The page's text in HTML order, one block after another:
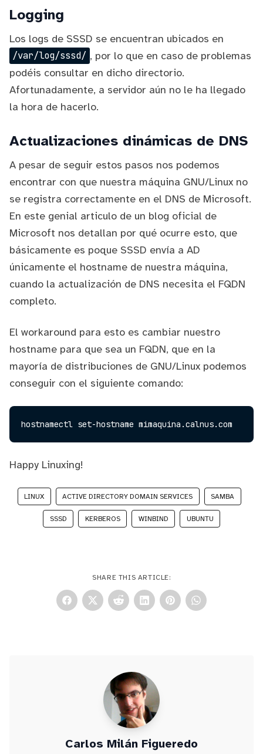
Logging
Los logs de SSSD se encuentran ubicados en
/var/log/sssd/ , por lo que en caso de problemas
podéis consultar en dicho directorio.
Afortunadamente, a servidor aún no le ha llegado
la hora de hacerlo.
Actualizaciones dinámicas de DNS
A pesar de seguir estos pasos nos podemos
encontrar con que nuestra máquina GNU/Linux no
se registra correctamente en el DNS de Microsoft.
En este genial articulo de un blog oficial de
Microsoft nos detallan por qué ocurre esto, que
básicamente es poque SSSD envía a AD
únicamente el hostname de nuestra máquina,
cuando la actualización de DNS necesita el FQDN
completo.
El workaround para esto es cambiar nuestro
hostname para que sea un FQDN, que en la
mayoría de distribuciones de GNU/Linux podemos
conseguir con el siguiente comando:
Happy Linuxing!
LINUX ACTIVE DIRECTORY DOMAIN SERVICES SAMBA
SSSD KERBEROS WINBIND UBUNTU
SHARE THIS ARTICLE:
Carlos Milán Figueredo